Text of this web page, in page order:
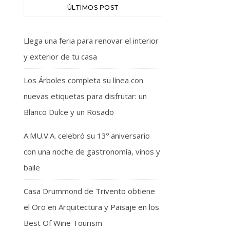
ÚLTIMOS POST
Llega una feria para renovar el interior
y exterior de tu casa
Los Árboles completa su línea con
nuevas etiquetas para disfrutar: un
Blanco Dulce y un Rosado
A.MU.V.A. celebró su 13º aniversario
con una noche de gastronomía, vinos y
baile
Casa Drummond de Trivento obtiene
el Oro en Arquitectura y Paisaje en los
Best Of Wine Tourism